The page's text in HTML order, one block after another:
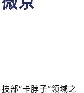
部“卡脖子”领域之